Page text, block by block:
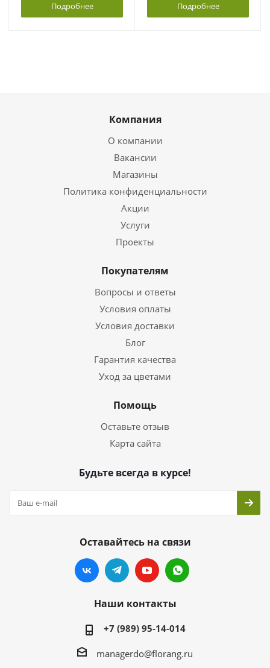
Подробнее Подробнее
Компания
О компании
Вакансии
Магазины
Политика конфиденциальности
Акции
Услуги
Проекты
Покупателям
Вопросы и ответы
Условия оплаты
Условия доставки
Блог
Гарантия качества
Уход за цветами
Помощь
Оставьте отзыв
Карта сайта
Будьте всегда в курсе!
Оставайтесь на связи
Наши контакты
+7 (989) 95-14-014
managerdo@florang.ru